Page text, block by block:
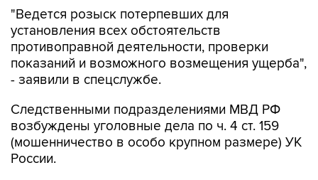
"Ведется розыск потерпевших для
установления всех обстоятельств
противоправной деятельности, проверки
показаний и возможного возмещения ущерба",
- заявили в спецслужбе.
Следственными подразделениями МВД РФ
возбуждены уголовные дела по ч. 4 ст. 159
(мошенничество в особо крупном размере) УК
России.